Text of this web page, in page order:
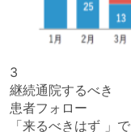
3
継続通院するべき
患者フォロー
「来るべきはず 」